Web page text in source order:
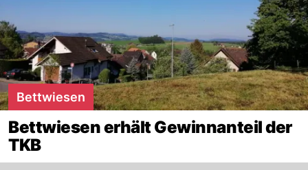
Bettwiesen
Bettwiesen erhält Gewinnanteil der
TKB